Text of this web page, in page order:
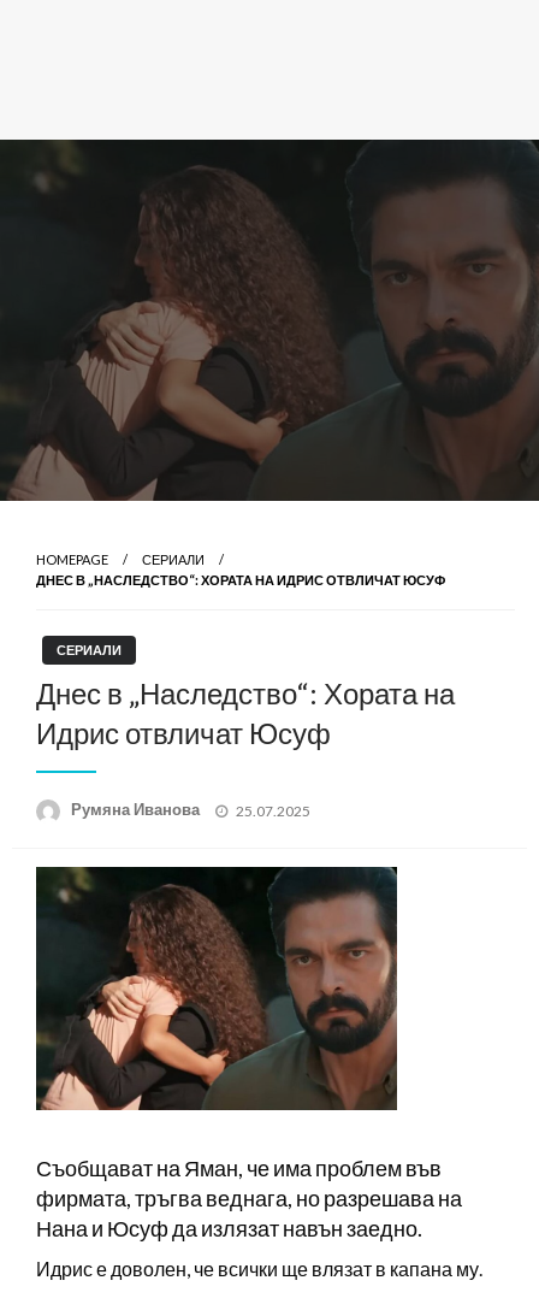
HOMEPAGE
СЕРИАЛИ
ДНЕС В „НАСЛЕДСТВО“: ХОРАТА НА ИДРИС ОТВЛИЧАТ ЮСУФ
СЕРИАЛИ
Днес в „Наследство“: Хората на
Идрис отвличат Юсуф
Румяна Иванова
Posted
25.07.2025
Съобщават на Яман, че има проблем във
фирмата, тръгва веднага, но разрешава на
Нана и Юсуф да излязат навън заедно.
Идрис е доволен, че всички ще влязат в капана му.